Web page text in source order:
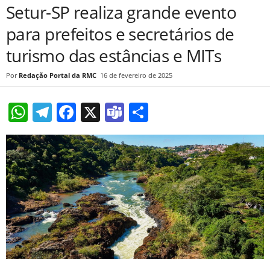
Setur-SP realiza grande evento
para prefeitos e secretários de
turismo das estâncias e MITs
Redação Portal da RMC 16 de fevereiro de 2025
W
h
at
s
A
p
p
T
el
e
gr
a
m
F
a
c
e
b
o
o
k
X
T
e
a
m
s
h
ar
e